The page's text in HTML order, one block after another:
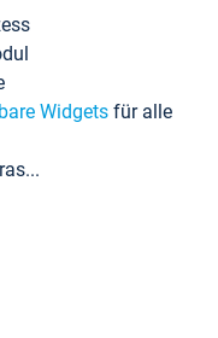
Widgets für alle